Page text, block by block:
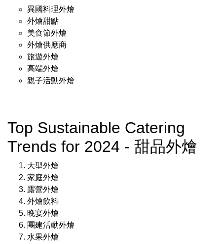
異國料理外燴
外燴甜點
美食節外燴
外燴供應商
旅遊外燴
高端外燴
親子活動外燴
Top Sustainable Catering
Trends for 2024 - 甜品外燴
大型外燴
家庭外燴
露營外燴
外燴飲料
晚宴外燴
團建活動外燴
水果外燴